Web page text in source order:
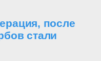
после
стали